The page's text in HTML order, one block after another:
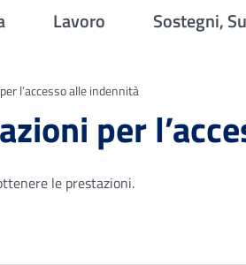
Lavoro Sostegni,
l’accesso alle indennità
per
le prestazioni.